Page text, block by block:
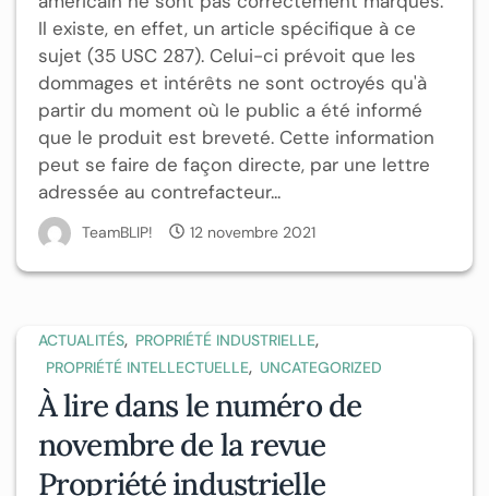
Il existe, en effet, un article spécifique à ce
sujet (35 USC 287). Celui-ci prévoit que les
dommages et intérêts ne sont octroyés qu'à
partir du moment où le public a été informé
que le produit est breveté. Cette information
peut se faire de façon directe, par une lettre
adressée au contrefacteur...
TeamBLIP! 12 novembre 2021
ACTUALITÉS, PROPRIÉTÉ INDUSTRIELLE,
PROPRIÉTÉ INTELLECTUELLE, UNCATEGORIZED
À lire dans le numéro de
novembre de la revue
Propriété industrielle